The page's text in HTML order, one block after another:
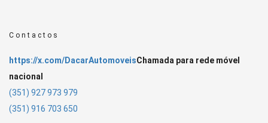
Contactos
https://x.com/DacarAutomoveisChamada para rede móvel
nacional
(351) 927 973 979
(351) 916 703 650